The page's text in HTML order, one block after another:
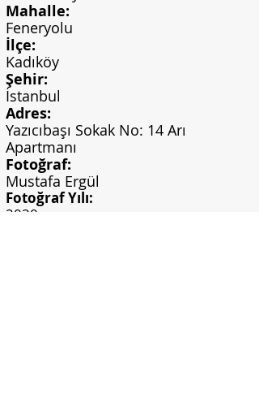
Mahalle:
Feneryolu
İlçe:
Kadıköy
Şehir:
İstanbul
Adres:
Yazıcıbaşı Sokak No: 14 Arı
Apartmanı
Fotoğraf:
Mustafa Ergül
Fotoğraf Yılı:
2020